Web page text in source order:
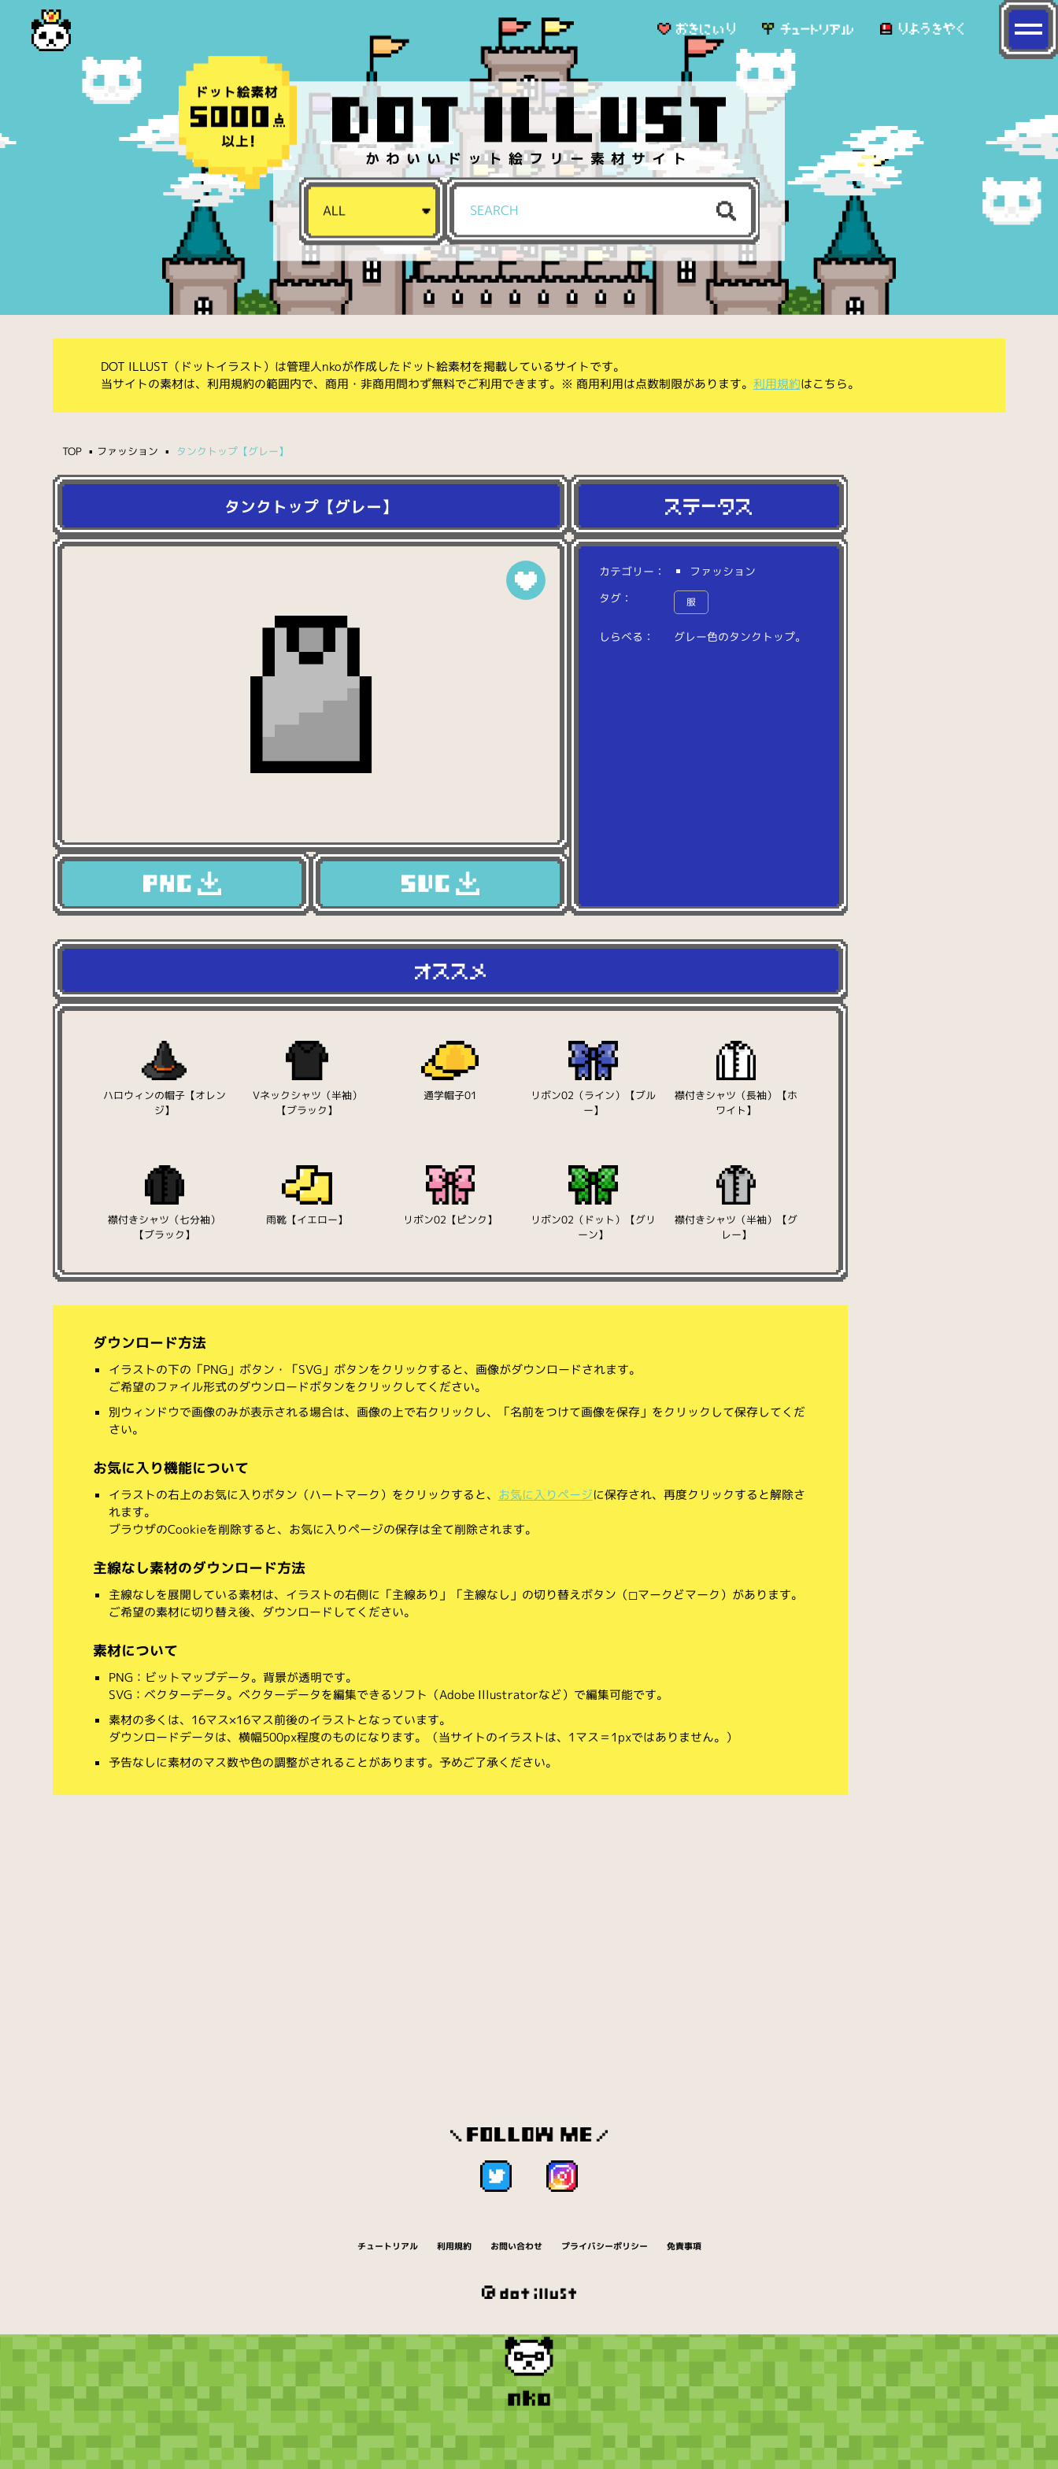
かわいいドット絵フリー素材サイト
DOT ILLUST（ドットイラスト）は管理人nkoが作成したドット絵素材を掲載しているサイトです。
当サイトの素材は、利用規約の範囲内で、商用・非商用問わず無料でご利用できます。※ 商用利用は点数制限があります。 利用規約はこちら。
TOP ファッション タンクトップ【グレー】
タンクトップ【グレー】
カテゴリー：
ファッション
タグ：
服
しらべる： グレー色のタ ンク ト ップ。
ハロウィンの帽子【オレン
ジ】
Vネックシャツ（半袖）
【ブラック】
通学帽子01
リボン02（ライン）【ブル
ー】
襟付きシャツ（長袖）【ホ
ワイト】
襟付きシャツ（七分袖）
【ブラック】
雨靴【イエロー】 リボン02【ピンク】
リボン02（ドット）【グリ
ーン】
襟付きシャツ（半袖）【グ
レー】
ダウンロード方法
イラストの下の「PNG」ボタン・「SVG」ボタンをクリックすると、画像がダウンロードされます。
ご希望のファイル形式のダウンロードボタンをクリックしてください。
別ウィンドウで画像のみが表示される場合は、画像の上で右クリックし、「名前をつけて画像を保存」をクリックして保存してくだ
さい。
お気に入り機能について
イラストの右上のお気に入りボタン（ハートマーク）をクリックすると、 お気に入りページに保存され、再度クリックすると解除さ
れます。
ブラウザのCookieを削除すると、お気に入りページの保存は全て削除されます。
主線なし素材のダウンロード方法
主線なしを展開している素材は、イラストの右側に「主線あり」「主線なし」の切り替えボタン（◻︎マークと◼︎マーク）があります。
ご希望の素材に切り替え後、ダウンロードしてください。
素材について
PNG：ビットマップデータ。背景が透明です。
SVG：ベクターデータ。ベクターデータを編集できるソフト（Adobe Illustratorなど）で編集可能です。
素材の多くは、16マス×16マス前後のイラストとなっています。
ダウンロードデータは、横幅500px程度のものになります。（当サイトのイラストは、1マス＝1pxではありません。）
予告なしに素材のマス数や色の調整がされることがあります。予めご了承ください。
チュートリアル 利用規約 お問い合わせ プライバシーポリシー 免責事項